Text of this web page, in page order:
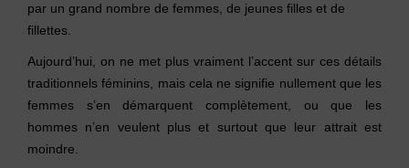
par un grand nombre de femmes, de jeunes filles et de
fillettes.
Aujourd’hui, on ne met plus vraiment l’accent sur ces détails
traditionnels féminins, mais cela ne signifie nullement que les
femmes s’en démarquent complètement, ou que les
hommes n’en veulent plus et surtout que leur attrait est
moindre.